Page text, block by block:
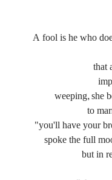
A fool is he who
that
weeping, she
to
spoke the full